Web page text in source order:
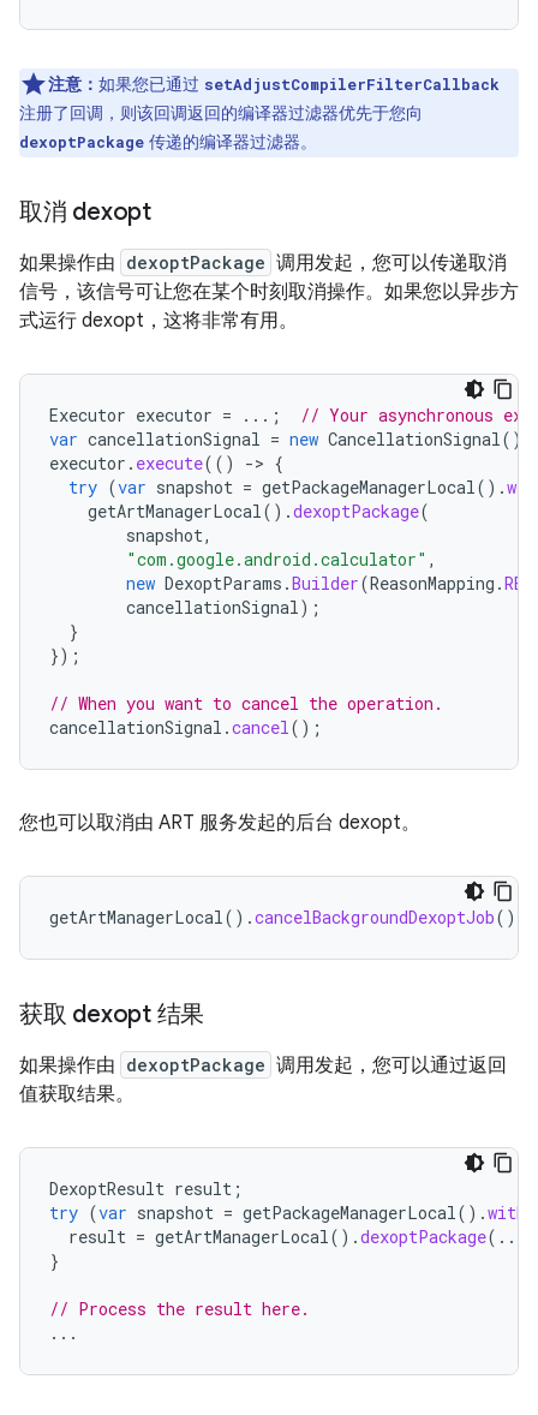
注意： 如果您已通过 setAdjustCompilerFilterCallback
注册了回调，则该回调返回的编译器过滤器优先于您向
dexoptPackage 传递的编译器过滤器。
取消 dexopt
如果操作由 dexoptPackage 调用发起，您可以传递取消
信号，该信号可让您在某个时刻取消操作。如果您以异步方
式运行 dexopt，这将非常有用。
Executor executor = ...;
// Your asynchronous
var cancellationSignal = new CancellationSignal();
executor . execute(() -> {
try (var snapshot = getPackageManagerLocal().
getArtManagerLocal().dexoptPackage(
snapshot,
"com.google.android.calculator" ,
new DexoptParams .Builder(ReasonMapping .
cancellationSignal);
}
});
// When you want to cancel the operation.
cancellationSignal .cancel();
您也可以取消由 ART 服务发起的后台 dexopt。
getArtManagerLocal().cancelBackgroundDexoptJob();
获取 dexopt 结果
如果操作由 dexoptPackage 调用发起，您可以通过返回
值获取结果。
DexoptResult result ;
try (var snapshot = getPackageManagerLocal().
result = getArtManagerLocal().dexoptPackage
}
// Process the result here.
...